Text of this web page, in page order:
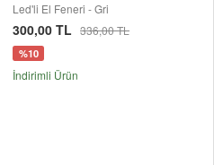
Led'li El Feneri - Gri
300,00 TL 336,00 TL
%10
İndirimli Ürün